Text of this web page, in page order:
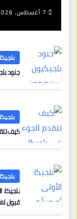
7 أغسطس، 2026
بلجيكا
جنود
بلجيكا
كيف
بلجيكا